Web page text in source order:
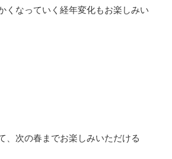
くなっていく経年変化もお楽しみい
、次の春までお楽しみいただける